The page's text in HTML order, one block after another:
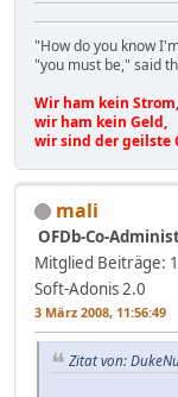
"How do you know
"you must be," said
Wir ham kein Strom,
wir ham kein Geld,
wir sind der geilste
mali
OFDb-Co-
Mitglied Beiträge:
Soft-Adonis 2.0
3 März 2008, 11:56:49
Zitat von: